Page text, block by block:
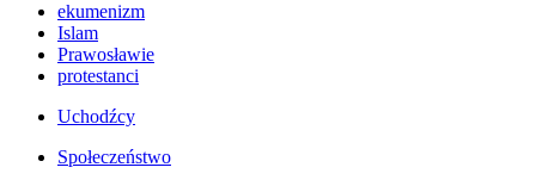
ekumenizm
Islam
Prawosławie
protestanci
Uchodźcy
Społeczeństwo